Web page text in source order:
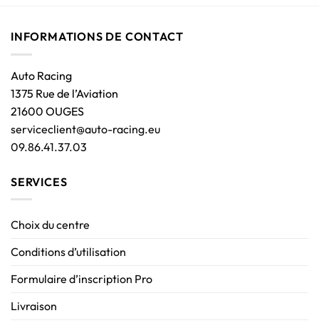
INFORMATIONS DE CONTACT
Auto Racing
1375 Rue de l’Aviation
21600 OUGES
serviceclient@auto-racing.eu
09.86.41.37.03
SERVICES
Choix du centre
Conditions d’utilisation
Formulaire d’inscription Pro
Livraison